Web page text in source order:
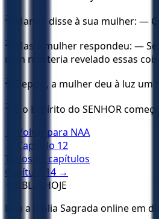
22 Manoá disse à sua mulher: —
23
Mas a mulher respondeu: —
nem nos teria revelado essas
24 Depois, a mulher deu à luz
25
E o Espírito do SENHOR
← Voltar para NAA
← Capítulo 12
Todos os capítulos
Capítulo
14 →
BÍBLIA HOJE
Leia a Bíblia Sagrada online em